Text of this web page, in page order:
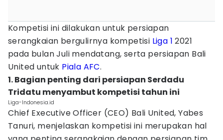
Kompetisi ini dilakukan untuk persiapan
serangkaian bergulirnya kompetisi Liga 1 2021
pada bulan Juli mendatang, serta persiapan Bali
United untuk Piala AFC.
1. Bagian penting dari persiapan Serdadu
Tridatu menyambut kompetisi tahun ini
Liga-Indonesia.id
Chief Executive Officer (CEO) Bali United, Yabes
Tanuri, menjelaskan kompetisi ini merupakan hal